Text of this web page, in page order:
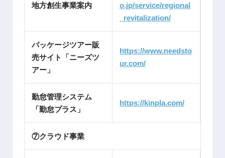
地方創生事業案内
o.jp/service/regional
_revitalization/
パッケージツアー販
売サイト「ニーズツ
アー」
https://www.needsto
ur.com/
勤怠管理システム
「勤怠プラス」
https://kinpla.com/
⑦クラウド事業